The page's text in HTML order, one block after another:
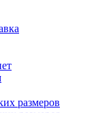
размеров